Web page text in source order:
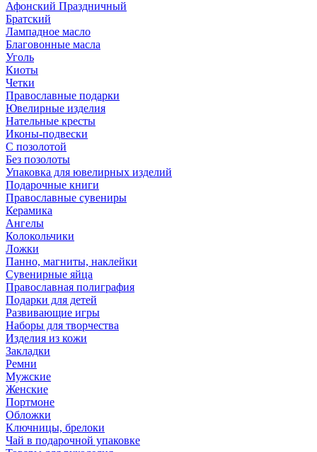
Афонский Праздничный
Братский
Лампадное масло
Благовонные масла
Уголь
Киоты
Четки
Православные подарки
Ювелирные изделия
Нательные кресты
Иконы-подвески
С позолотой
Без позолоты
Упаковка для ювелирных изделий
Подарочные книги
Православные сувениры
Керамика
Ангелы
Колокольчики
Ложки
Панно, магниты, наклейки
Сувенирные яйца
Православная полиграфия
Подарки для детей
Развивающие игры
Наборы для творчества
Изделия из кожи
Закладки
Ремни
Мужские
Женские
Портмоне
Обложки
Ключницы, брелоки
Чай в подарочной упаковке